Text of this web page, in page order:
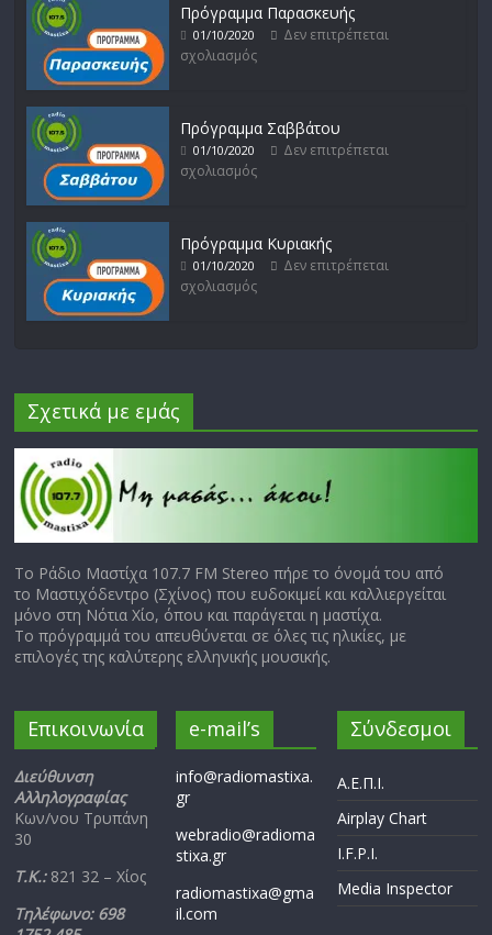
Πρόγραμμα Παρασκευής
01/10/2020
Δεν επιτρέπεται
σχολιασμός
Πρόγραμμα Σαββάτου
01/10/2020
Δεν επιτρέπεται
σχολιασμός
Πρόγραμμα Κυριακής
01/10/2020
Δεν επιτρέπεται
σχολιασμός
Σχετικά με εμάς
Το Ράδιο Μαστίχα 107.7 FM Stereo πήρε το όνομά του από
το Μαστιχόδεντρο (Σχίνος) που ευδοκιμεί και καλλιεργείται
μόνο στη Νότια Χίο, όπου και παράγεται η μαστίχα.
Το πρόγραμμά του απευθύνεται σε όλες τις ηλικίες, με
επιλογές της καλύτερης ελληνικής μουσικής.
Επικοινωνία
Διεύθυνση
Αλληλογραφίας
Κων/νου Τρυπάνη
30
Τ.Κ.: 821 32 – Χίος
Τηλέφωνο: 698
e-mail’s
info@radiomastixa.
gr
webradio@radioma
stixa.gr
radiomastixa@gma
il.com
Σύνδεσμοι
Α.Ε.Π.Ι.
Airplay Chart
I.F.P.I.
Media Inspector